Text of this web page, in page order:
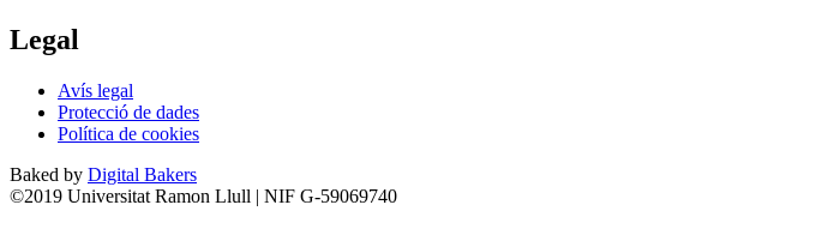
Legal
Avís legal
Protecció de dades
Política de cookies
Baked by Digital Bakers
©2019 Universitat Ramon Llull | NIF G-59069740